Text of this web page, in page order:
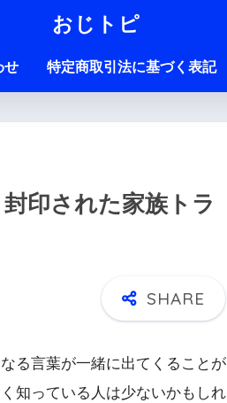
おじトピ
せ 特定商取引法に基づく表記
印された家族トラ
る言葉が一緒に出てくることが
知っている人は少ないかもしれ